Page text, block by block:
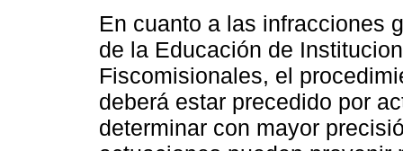
En cuanto a las infracciones
de la Educación de
Fiscomisionales, el
deberá estar precedido por
determinar con mayor